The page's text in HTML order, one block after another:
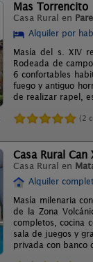
Mas Torrencito
Casa Rural en
Alquiler por
Masía del s. XIV
Rodeada de
6 confortables
fuego y antiguo
de realizar rapel,
(2
Casa Rural Can
Casa Rural en
Alquiler
Masía milenaria
de la Zona
completos, cocina
sala de juegos y
privada con banco